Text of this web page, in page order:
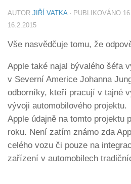
AUTOR JIŘÍ VATKA · PUBLIKOVÁNO
16.2.2015
Vše nasvědčuje tomu, že
Apple také najal bývalého šéfa
v Severní Americe Johanna
odborníky, kteří pracují v tajné
vývoji automobilového projektu.
Apple údajně na tomto projektu
roku. Není zatím známo zda
celého vozu či pouze na
zařízení v automobilech